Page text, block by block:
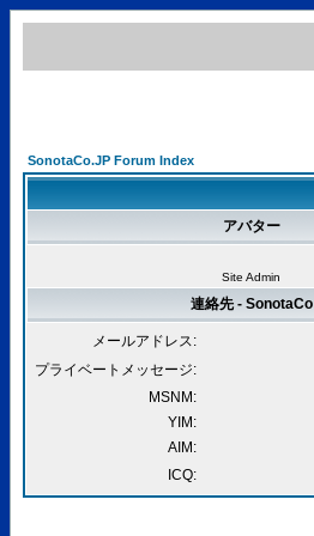
SonotaCo.JP Forum Index
アバター
Site Admin
連絡先 - SonotaCo
メールアドレス:
プライベートメッセージ:
MSNM:
YIM:
AIM:
ICQ: